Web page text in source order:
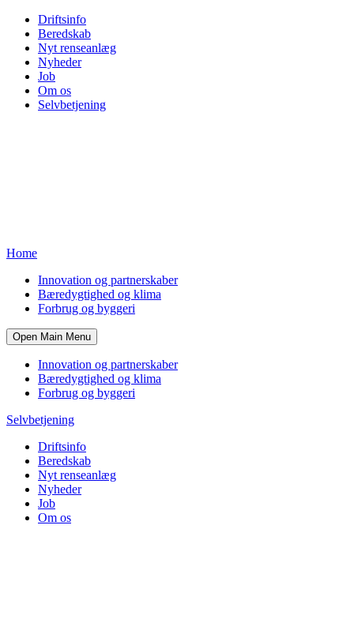
Driftsinfo
Beredskab
Nyt renseanlæg
Nyheder
Job
Om os
Selvbetjening
Home
Innovation og partnerskaber
Bæredygtighed og klima
Forbrug og byggeri
Open Main Menu
Innovation og partnerskaber
Bæredygtighed og klima
Forbrug og byggeri
Selvbetjening
Driftsinfo
Beredskab
Nyt renseanlæg
Nyheder
Job
Om os